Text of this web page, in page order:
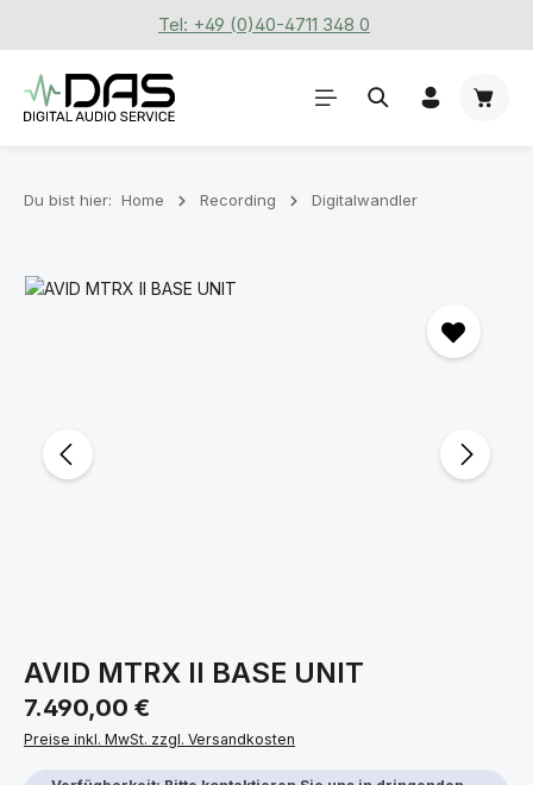
Zum Hauptinhalt springenTel: +49 (0)40-4711 348 0
Du bist hier: Home Recording Digitalwandler
Bildergalerie überspringen
AVID MTRX II BASE UNIT
Regulärer Preis:
7.490,00 €
Preise inkl. MwSt. zzgl. Versandkosten